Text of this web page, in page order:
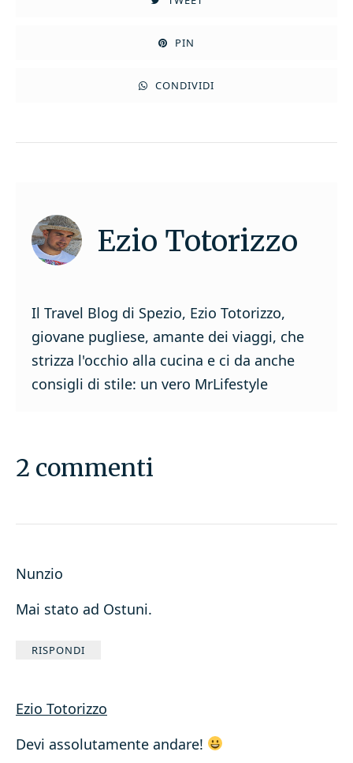
PIN
CONDIVIDI
Ezio Totorizzo
Il Travel Blog di Spezio, Ezio Totorizzo,
giovane pugliese, amante dei viaggi, che
strizza l'occhio alla cucina e ci da anche
consigli di stile: un vero MrLifestyle
2 commenti
Nunzio
Mai stato ad Ostuni.
RISPONDI
Ezio Totorizzo
Devi assolutamente andare!